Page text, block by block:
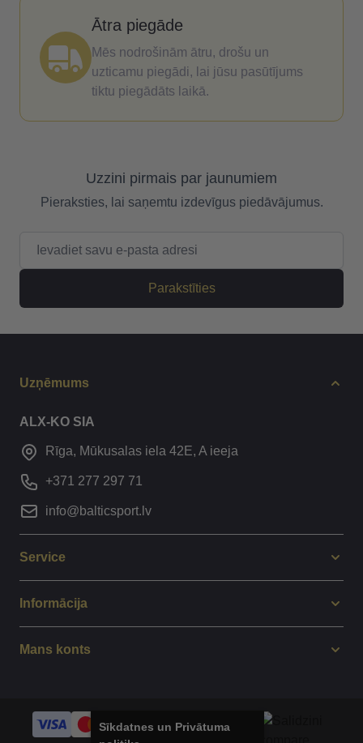
Ātra piegāde
Mēs nodrošinām ātru, drošu un
uzticamu piegādi, lai jūsu pasūtījums
tiktu piegādāts laikā.
Uzzini pirmais par jaunumiem
Pieraksties, lai saņemtu izdevīgus piedāvājumus.
Parakstīties
Uzņēmums
ALX-KO SIA
Rīga, Mūkusalas iela 42E, A ieeja
+371 277 297 71
info@balticsport.lv
Service
Informācija
Mans konts
Sīkdatnes un Privātuma